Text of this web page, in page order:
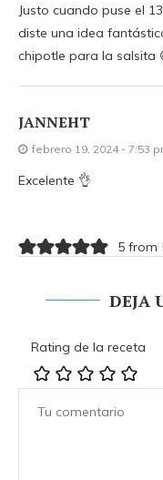
Justo cuando puse el
diste una idea
chipotle para la salsita
JANNEHT
febrero 19, 2024 - 7:53
Excelente 👌
5 from
DEJA
Rating de la receta